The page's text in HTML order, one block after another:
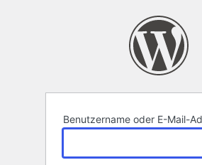
Benutzername oder E-Mail-